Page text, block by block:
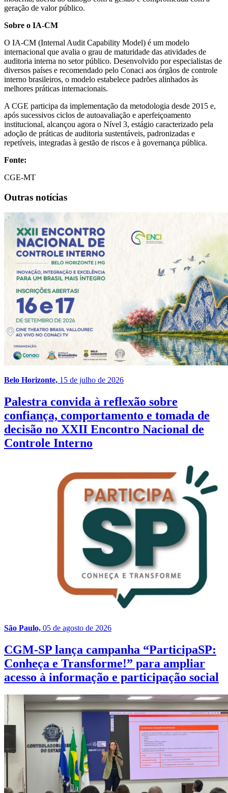
geração de valor público.
Sobre o IA-CM
O IA-CM (Internal Audit Capability Model) é um modelo
internacional que avalia o grau de maturidade das atividades de
auditoria interna no setor público. Desenvolvido por especialistas de
diversos países e recomendado pelo Conaci aos órgãos de controle
interno brasileiros, o modelo estabelece padrões alinhados às
melhores práticas internacionais.
A CGE participa da implementação da metodologia desde 2015 e,
após sucessivos ciclos de autoavaliação e aperfeiçoamento
institucional, alcançou agora o Nível 3, estágio caracterizado pela
adoção de práticas de auditoria sustentáveis, padronizadas e
repetíveis, integradas à gestão de riscos e à governança pública.
Fonte:
CGE-MT
Outras notícias
Belo Horizonte, 15 de julho de 2026
Palestra convida à reflexão sobre
confiança, comportamento e tomada de
decisão no XXII Encontro Nacional de
Controle Interno
São Paulo, 05 de agosto de 2026
CGM-SP lança campanha “ParticipaSP:
Conheça e Transforme!” para ampliar
acesso à informação e participação social